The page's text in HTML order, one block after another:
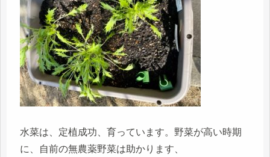
水菜は、定植成功、育っています。野菜が高い時期
に、自前の無農薬野菜は助かります、